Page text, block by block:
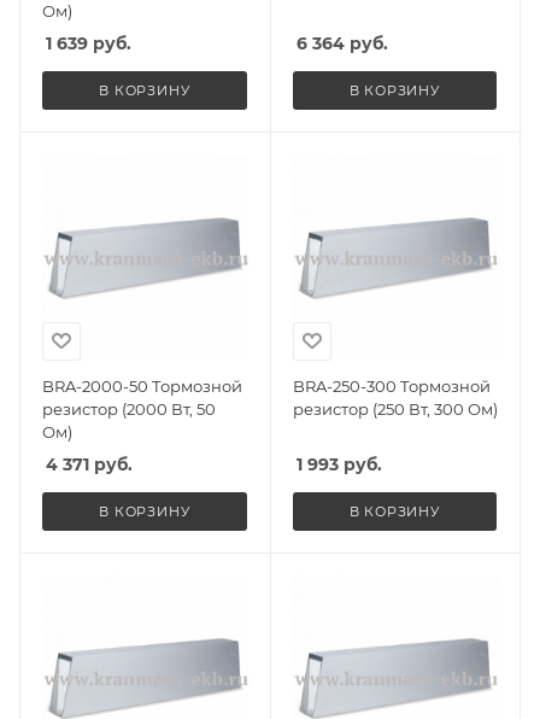
Ом)
1 639 руб.
В КОРЗИНУ
6 364руб.
В КОРЗИНУ
BRA-2000-50 Тормозной
резистор (2000 Вт, 50
Ом)
4 371 руб.
В КОРЗИНУ
BRA-250-300 Тормозной
резистор (250 Вт, 300 Ом)
1 993руб.
В КОРЗИНУ